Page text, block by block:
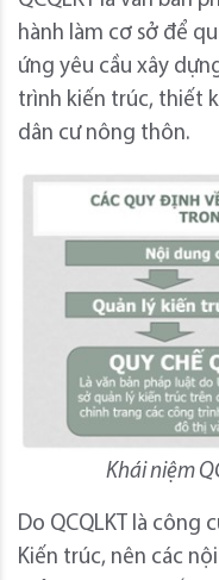
hành làm cơ sở để
ứng yêu cầu xây
trình kiến trúc, thiết
dân cư nông thôn.
Khái niệm
Do QCQLKT là công
Kiến trúc, nên các